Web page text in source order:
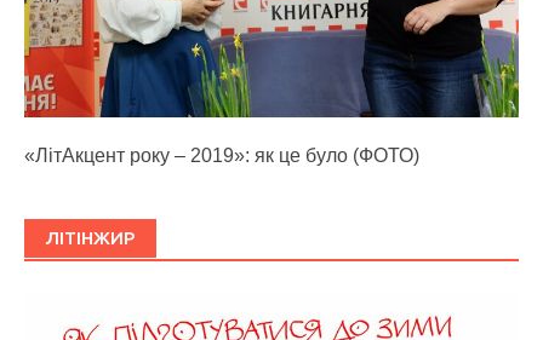
«ЛітАкцент року – 2019»: як це було (ФОТО)
ЛІТІНЖИР